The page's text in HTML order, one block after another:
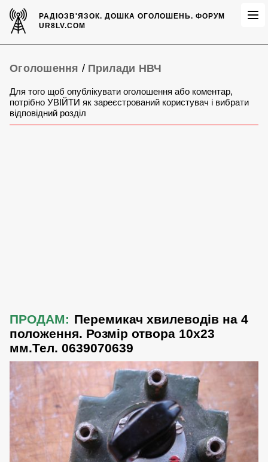
РАДІОЗВ'ЯЗОК.ДОШКА ОГОЛОШЕНЬ. ФОРУМ
UR8LV.COM
Оголошення / Прилади НВЧ
Для того щоб опублікувати оголошення або коментар,
потрібно УВІЙТИ як зареєстрований користувач і вибрати
відповідний розділ
ПРОДАМ: Перемикач хвилеводів на 4
положення. Розмір отвора 10х23
мм.Тел. 0639070639